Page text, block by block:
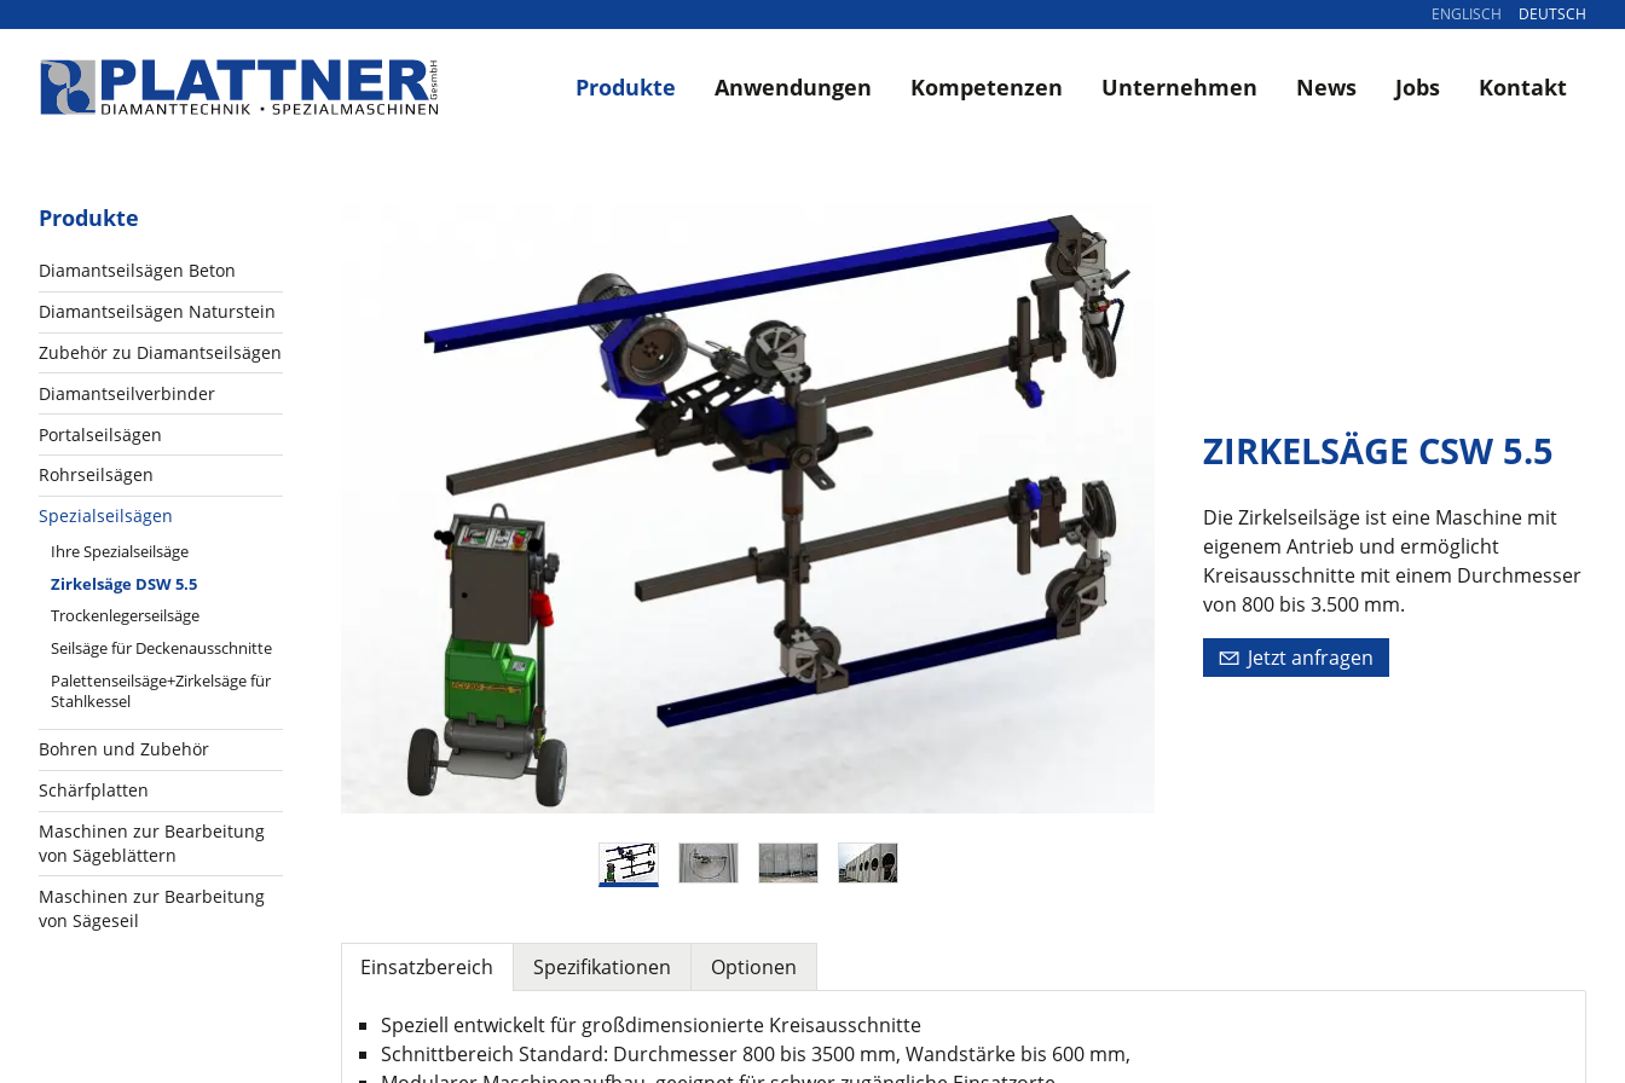
ENGLISCH DEUTSCH
Produkte Anwendungen Kompetenzen Unternehmen News Jobs Kontakt
Produkte
Diamantseilsägen Beton
Diamantseilsägen Naturstein
Zubehör zu Diamantseilsägen
Diamantseilverbinder
Portalseilsägen
Rohrseilsägen
Spezialseilsägen
Ihre Spezialseilsäge
Zirkelsäge DSW 5.5
Trockenlegerseilsäge
Seilsäge für Deckenausschnitte
Palettenseilsäge+Zirkelsäge für
Stahlkessel
Bohren und Zubehör
Schärfplatten
Maschinen zur Bearbeitung
von Sägeblättern
Maschinen zur Bearbeitung
von Sägeseil
ZIRKELSÄGE CSW 5.5
Die Zirkelseilsäge ist eine Maschine mit
eigenem Antrieb und ermöglicht
Kreisausschnitte mit einem Durchmesser
von 800 bis 3.500 mm.
Jetzt anfragen
Einsatzbereich Spezifikationen Optionen
Speziell entwickelt für großdimensionierte Kreisausschnitte
Schnittbereich Standard: Durchmesser 800 bis 3500 mm, Wandstärke bis 600 mm,